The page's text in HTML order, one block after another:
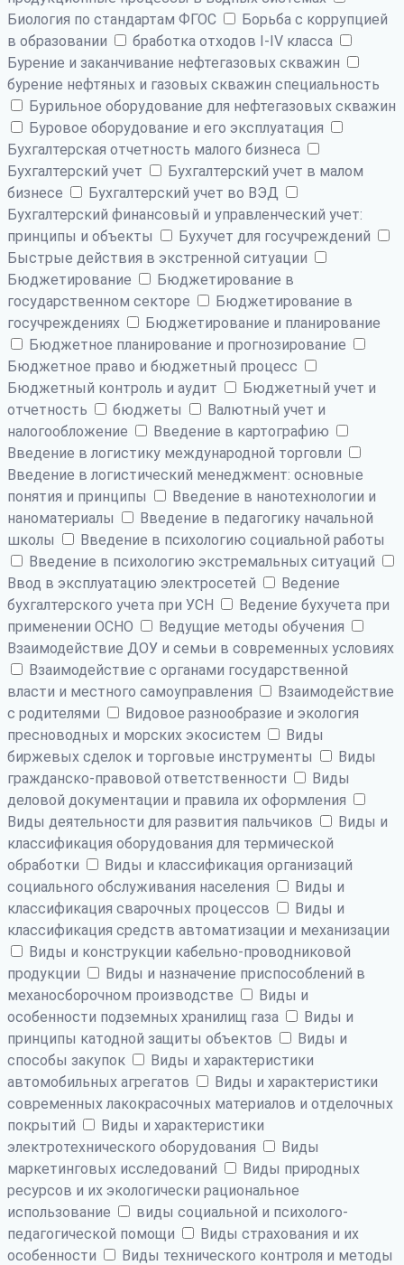
Биология по стандартам ФГОС
Борьба с коррупцией
в образовании
бработка отходов I-IV класса
Бурение и заканчивание нефтегазовых скважин
бурение нефтяных и газовых скважин специальность
Бурильное оборудование для нефтегазовых скважин
Буровое оборудование и его эксплуатация
Бухгалтерская отчетность малого бизнеса
Бухгалтерский учет
Бухгалтерский учет в малом
бизнесе
Бухгалтерский учет во ВЭД
Бухгалтерский финансовый и управленческий учет:
принципы и объекты
Бухучет для госучреждений
Быстрые действия в экстренной ситуации
Бюджетирование
Бюджетирование в
государственном секторе
Бюджетирование в
госучреждениях
Бюджетирование и планирование
Бюджетное планирование и прогнозирование
Бюджетное право и бюджетный процесс
Бюджетный контроль и аудит
Бюджетный учет и
отчетность
бюджеты
Валютный учет и
налогообложение
Введение в картографию
Введение в логистику международной торговли
Введение в логистический менеджмент: основные
понятия и принципы
Введение в нанотехнологии и
наноматериалы
Введение в педагогику начальной
школы
Введение в психологию социальной работы
Введение в психологию экстремальных ситуаций
Ввод в эксплуатацию электросетей
Ведение
бухгалтерского учета при УСН
Ведение бухучета при
применении ОСНО
Ведущие методы обучения
Взаимодействие ДОУ и семьи в современных условиях
Взаимодействие с органами государственной
власти и местного самоуправления
Взаимодействие
с родителями
Видовое разнообразие и экология
пресноводных и морских экосистем
Виды
биржевых сделок и торговые инструменты
Виды
гражданско-правовой ответственности
Виды
деловой документации и правила их оформления
Виды деятельности для развития пальчиков
Виды и
классификация оборудования для термической
обработки
Виды и классификация организаций
социального обслуживания населения
Виды и
классификация сварочных процессов
Виды и
классификация средств автоматизации и механизации
Виды и конструкции кабельно-проводниковой
продукции
Виды и назначение приспособлений в
механосборочном производстве
Виды и
особенности подземных хранилищ газа
Виды и
принципы катодной защиты объектов
Виды и
способы закупок
Виды и характеристики
автомобильных агрегатов
Виды и характеристики
современных лакокрасочных материалов и отделочных
покрытий
Виды и характеристики
электротехнического оборудования
Виды
маркетинговых исследований
Виды природных
ресурсов и их экологически рациональное
использование
виды социальной и психолого-
педагогической помощи
Виды страхования и их
особенности
Виды технического контроля и методы